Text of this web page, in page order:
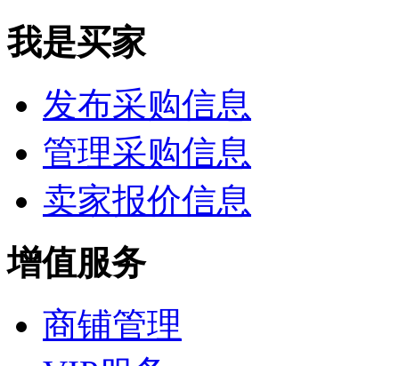
我是买家
发布采购信息
管理采购信息
卖家报价信息
增值服务
商铺管理